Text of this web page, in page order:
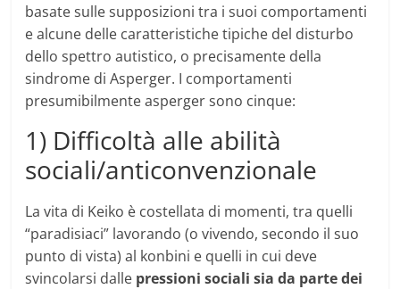
basate sulle supposizioni tra i suoi comportamenti
e alcune delle caratteristiche tipiche del disturbo
dello spettro autistico, o precisamente della
sindrome di Asperger. I comportamenti
presumibilmente asperger sono cinque:
1) Difficoltà alle abilità
sociali/anticonvenzionale
La vita di Keiko è costellata di momenti, tra quelli
“paradisiaci” lavorando (o vivendo, secondo il suo
punto di vista) al konbini e quelli in cui deve
svincolarsi dalle pressioni sociali sia da parte dei